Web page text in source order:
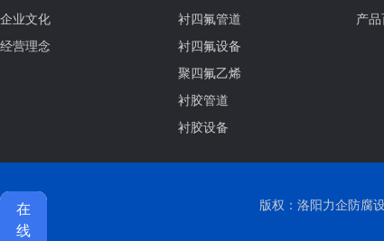
企业文化
经营理念
衬四氟管道
衬四氟设备
聚四氟乙烯
衬胶管道
衬胶设备
产
版权：洛阳力企防腐